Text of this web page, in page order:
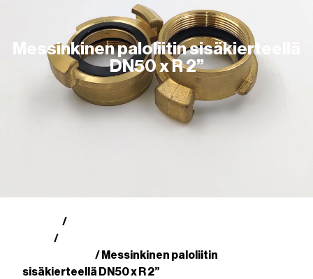
Messinkinen paloliitin sisäkierteellä
DN50 x R 2”
/
/
/ Messinkinen paloliitin
sisäkierteellä DN50 x R 2”